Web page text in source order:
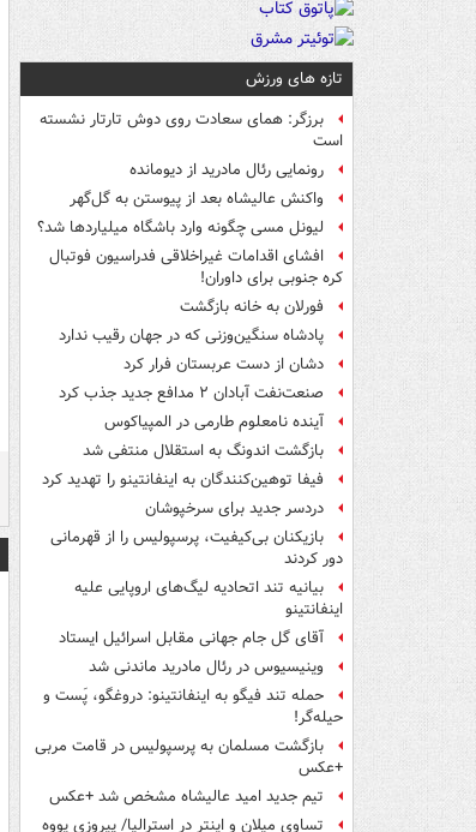
تازه های ورزش
برزگر: همای سعادت روی دوش تارتار نشسته
است
رونمایی رئال مادرید از دیومانده
واکنش عالیشاه بعد از پیوستن به گل‌گهر
لیونل مسی چگونه وارد باشگاه میلیاردها شد؟
افشای اقدامات غیراخلاقی فدراسیون فوتبال
کره جنوبی برای داوران!
فورلان به خانه بازگشت
پادشاه سنگین‌وزنی که در جهان رقیب ندارد
دشان از دست عربستان فرار کرد
صنعت‌نفت آبادان ۲ مدافع جدید جذب کرد
آینده نامعلوم طارمی در المپیاکوس
بازگشت اندونگ به استقلال منتفی شد
فیفا توهین‌کنندگان به اینفانتینو را تهدید کرد
دردسر جدید برای سرخپوشان
بازیکنان بی‌کیفیت، پرسپولیس را از قهرمانی
دور کردند
بیانیه تند اتحادیه لیگ‌های اروپایی علیه
اینفانتینو
آقای گل جام جهانی مقابل اسرائیل ایستاد
وینیسیوس در رئال مادرید ماندنی شد
حمله تند فیگو به اینفانتینو: دروغگو، پَست‌ و
حیله‌گر!
بازگشت مسلمان به پرسپولیس در قامت مربی
+عکس
تیم جدید امید عالیشاه مشخص شد +عکس
تساوی میلان و اینتر در استرالیا/ پیروزی یووه